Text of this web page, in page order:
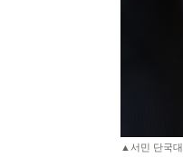
▲서민 단국